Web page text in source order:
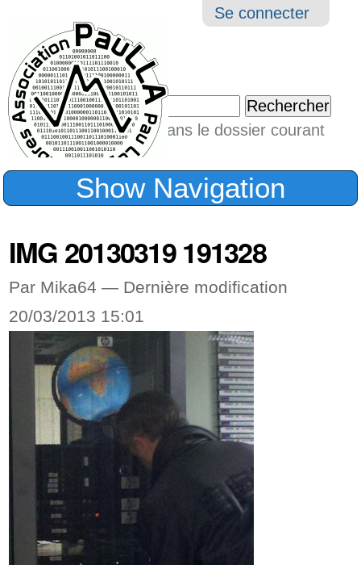
Outils
Se connecter
Chercher par
Seulement dans le dossier courant
Recherche
Show Navigation
IMG 20130319 191328
Par Mika64 — Dernière modification
20/03/2013 15:01